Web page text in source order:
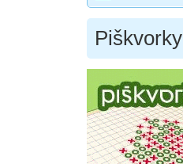
Piškvorky